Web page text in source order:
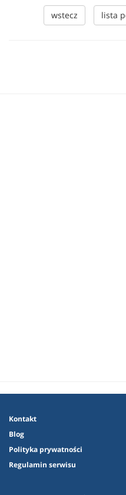
wstecz lista
Kontakt
Blog
Polityka prywatności
Regulamin serwisu